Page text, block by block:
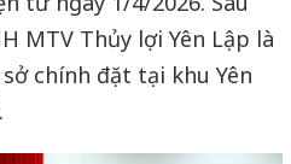
MTV Thủy lợi Yên Lập là
chính đặt tại khu Yên